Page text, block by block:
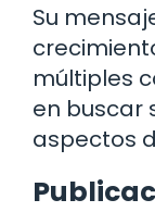
Su
múltiples
en buscar
aspectos